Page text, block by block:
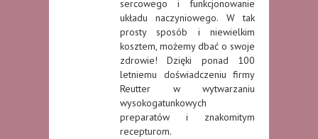
sercowego i funkcjonowanie
układu naczyniowego. W tak
prosty sposób i niewielkim
kosztem, możemy dbać o swoje
zdrowie! Dzięki ponad 100
letniemu doświadczeniu firmy
Reutter w wytwarzaniu
wysokogatunkowych
preparatów i znakomitym
recepturom.